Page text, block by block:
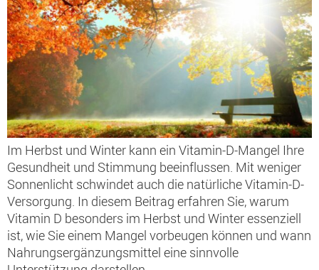
Im Herbst und Winter kann ein Vitamin-D-Mangel Ihre
Gesundheit und Stimmung beeinflussen. Mit weniger
Sonnenlicht schwindet auch die natürliche Vitamin-D-
Versorgung. In diesem Beitrag erfahren Sie, warum
Vitamin D besonders im Herbst und Winter essenziell
ist, wie Sie einem Mangel vorbeugen können und wann
Nahrungsergänzungsmittel eine sinnvolle